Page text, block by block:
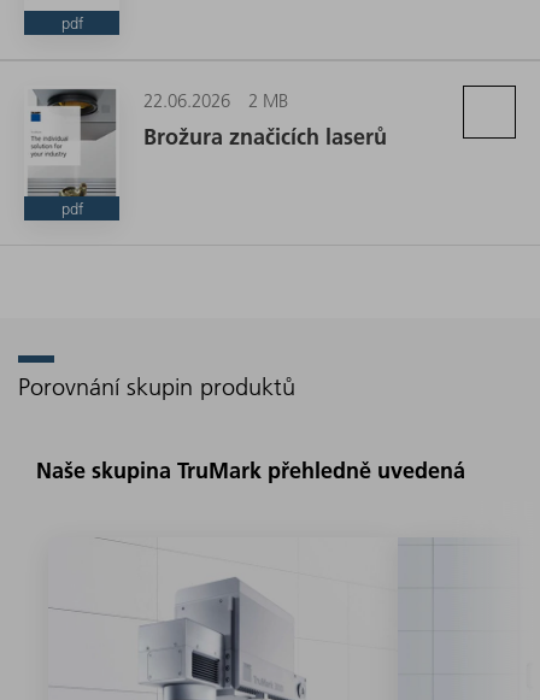
pdf
pdf
22.06.2026 2 MB
Brožura značicích laserů
Porovnání skupin produktů
Naše skupina TruMark přehledně uvedená